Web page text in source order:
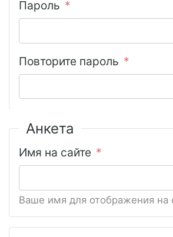
Пароль
Повторите пароль
Анкета
Имя на сайте
Ваше имя для отображения на